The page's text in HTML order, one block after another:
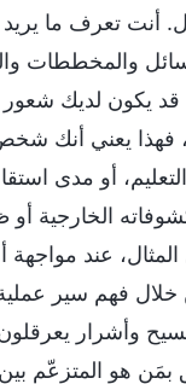
تعرف ما يريد
والمخططات
يكون لديك شعور
فهذا يعني
أو مدى
الخارجية أو
عند
فهم سير
وأشرار
هو المتزعّم